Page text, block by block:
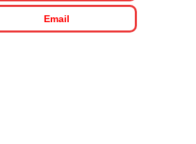
Email